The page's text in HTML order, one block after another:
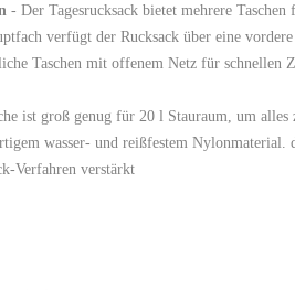
- Der Tagesrucksack bietet mehrere
verfügt der Rucksack über eine
Taschen mit offenem Netz für
ist groß genug für 20 l Stauraum, um alles
wasser- und reißfestem Nylonmaterial.
Verfahren verstärkt